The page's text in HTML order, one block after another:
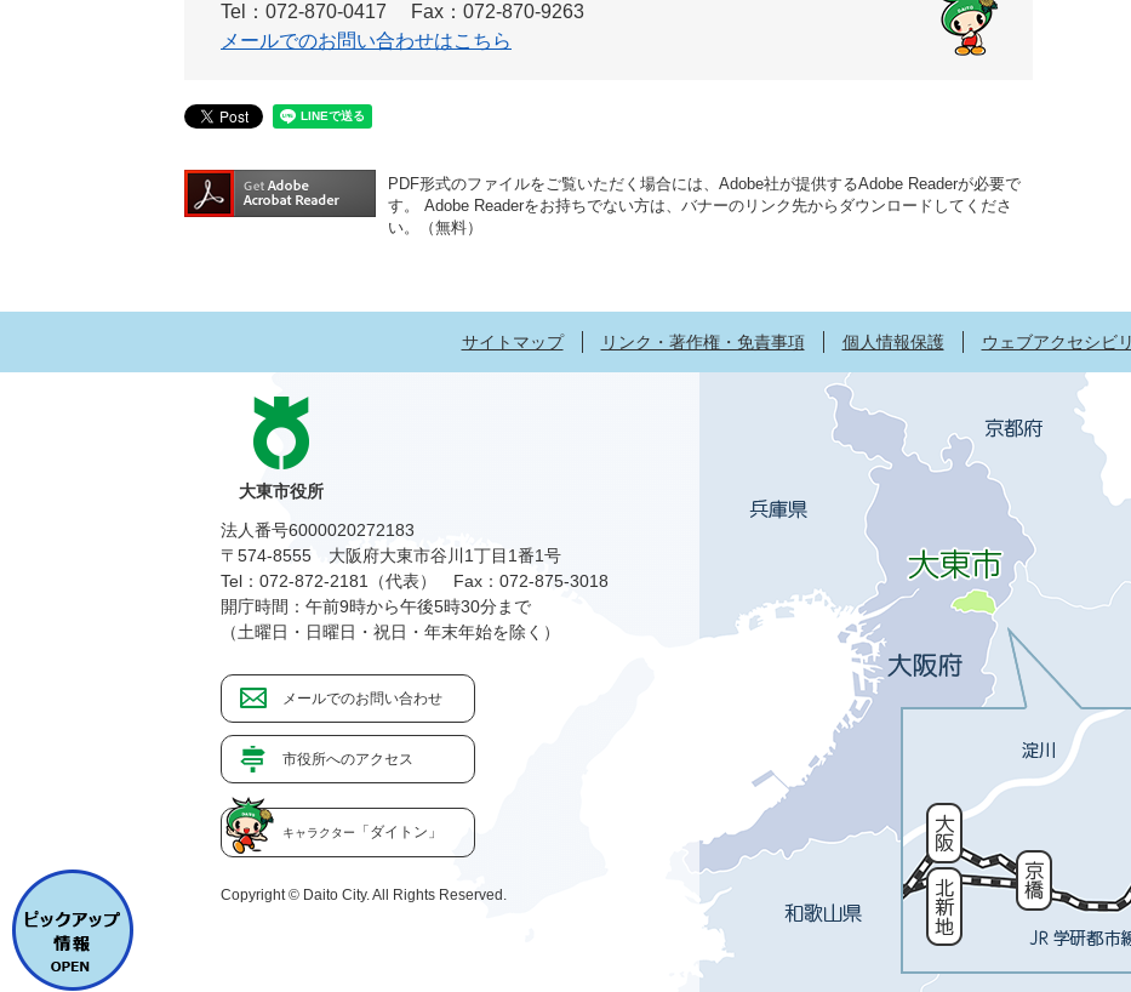
Tel：072-870-0417
Fax：072-870-9263
メールでのお問い合わせはこちら
PDF形式のファイルをご覧いただく場合には、Adobe社が提供するAdobe Readerが必要で
す。
Adobe Readerをお持ちでない方は、バナーのリンク先からダウンロードしてくださ
い。（無料）
サイトマップ リンク・著作権・免責事項 個人情報保護 ウェブアクセシビ
大東市役所
法人番号6000020272183
〒574-8555 大阪府大東市谷川1丁目1番1号
Tel：072-872-2181（代表）
Fax：072-875-3018
開庁時間：午前9時から午後5時30分まで
（土曜日・日曜日・祝日・年末年始を除く）
メールでのお問い合わせ
市役所へのアクセス
キャラクター 「ダイトン」
Copyright © Daito City. All Rights Reserved.